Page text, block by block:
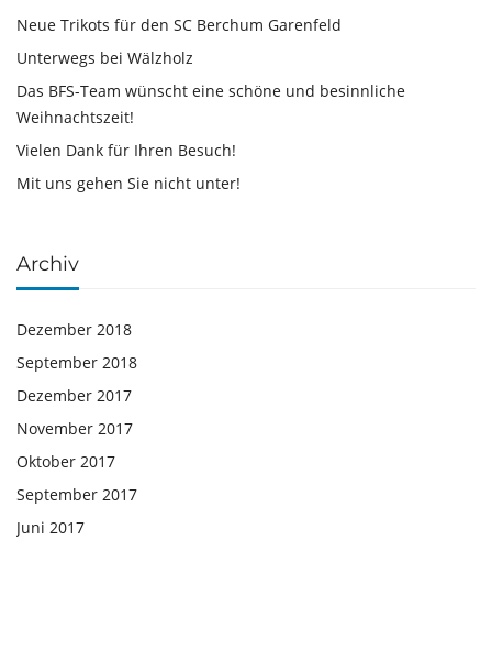
Neue Trikots für den SC Berchum Garenfeld
Unterwegs bei Wälzholz
Das BFS-Team wünscht eine schöne und besinnliche
Weihnachtszeit!
Vielen Dank für Ihren Besuch!
Mit uns gehen Sie nicht unter!
Archiv
Dezember 2018
September 2018
Dezember 2017
November 2017
Oktober 2017
September 2017
Juni 2017